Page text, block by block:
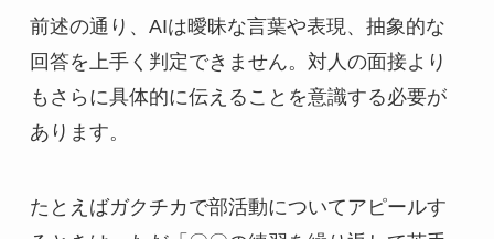
前述の通り、AIは曖昧な言葉や表現、抽象的な
回答を上手く判定できません。対人の面接より
もさらに具体的に伝えることを意識する必要が
あります。
たとえばガクチカで部活動についてアピールす